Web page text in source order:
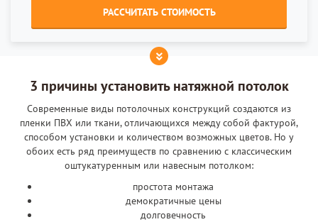
РАССЧИТАТЬ СТОИМОСТЬ
3 причины установить натяжной потолок
Современные виды потолочных конструкций создаются из
пленки ПВХ или ткани, отличающихся между собой фактурой,
способом установки и количеством возможных цветов. Но у
обоих есть ряд преимуществ по сравнению с классическим
оштукатуренным или навесным потолком:
простота монтажа
демократичные цены
долговечность